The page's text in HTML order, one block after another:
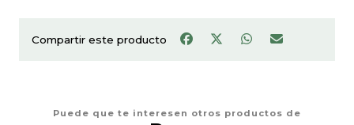
Compartir este producto
Puede que te interesen otros productos de